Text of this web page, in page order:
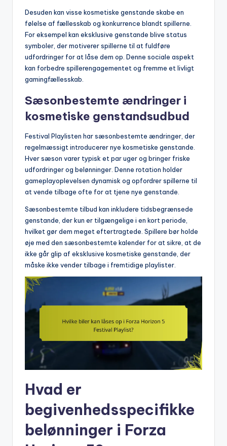
Desuden kan visse kosmetiske genstande skabe en
følelse af fællesskab og konkurrence blandt spillerne.
For eksempel kan eksklusive genstande blive status
symboler, der motiverer spillerne til at fuldføre
udfordringer for at låse dem op. Denne sociale aspekt
kan forbedre spillerengagementet og fremme et livligt
gamingfællesskab.
Sæsonbestemte ændringer i
kosmetiske genstandsudbud
Festival Playlisten har sæsonbestemte ændringer, der
regelmæssigt introducerer nye kosmetiske genstande.
Hver sæson varer typisk et par uger og bringer friske
udfordringer og belønninger. Denne rotation holder
gameplayoplevelsen dynamisk og opfordrer spillerne til
at vende tilbage ofte for at tjene nye genstande.
Sæsonbestemte tilbud kan inkludere tidsbegrænsede
genstande, der kun er tilgængelige i en kort periode,
hvilket gør dem meget eftertragtede. Spillere bør holde
øje med den sæsonbestemte kalender for at sikre, at de
ikke går glip af eksklusive kosmetiske genstande, der
måske ikke vender tilbage i fremtidige playlister.
Hvad er
begivenhedsspecifikke
belønninger i Forza